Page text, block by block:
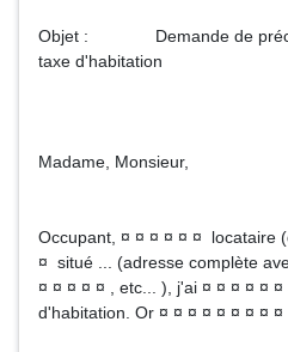
Objet : Demande de
taxe d'habitation
Madame, Monsieur,
Occupant, ¤ ¤ ¤ ¤ ¤ ¤ locataire
¤ situé ... (adresse complète
¤ ¤ ¤ ¤ ¤ , etc... ), j'ai ¤ ¤ ¤ ¤ ¤
d'habitation. Or ¤ ¤ ¤ ¤ ¤ ¤ ¤ ¤ ¤